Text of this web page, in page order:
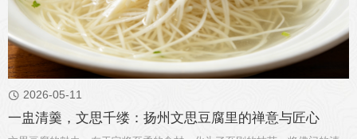
 2026-05-11
一盅清羹，文思千缕：扬州文思豆腐里的禅意与匠心